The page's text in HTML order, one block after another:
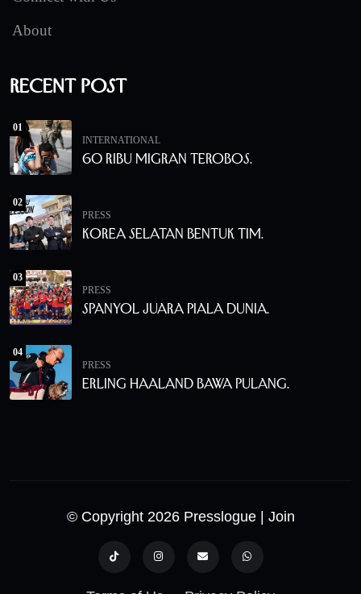
About
Recent Post
01
INTERNATIONAL
60 Ribu Migran Terobos.
02
PRESS
Korea Selatan Bentuk Tim.
03
PRESS
Spanyol Juara Piala Dunia.
04
PRESS
Erling Haaland Bawa Pulang.
© Copyright 2026 Presslogue | Join